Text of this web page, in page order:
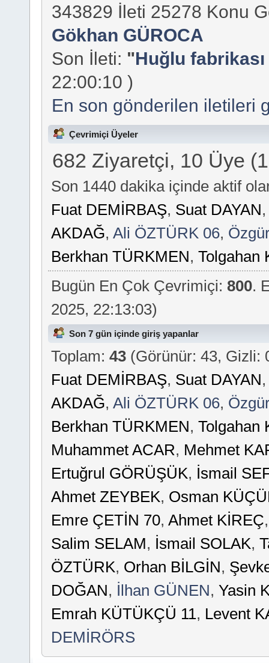
343829 İleti 25278 Konu
Gökhan GÜROCA
Son İleti: "Huğlu
22:00:10 )
En son gönderilen iletileri
Çevrimiçi Üyeler
682 Ziyaretçi, 10 Üye
Son 1440 dakika içinde aktif
Fuat DEMİRBAŞ, Suat DAYAN
AKDAĞ,Ali ÖZTÜRK 06,
Berkhan TÜRKMEN,Tolgahan
Bugün En Çok Çevrimiçi:800.
2025, 22:13:03)
Son 7 gün içinde giriş yapanlar
Toplam:43 (Görünür: 43, Gizli:
Fuat DEMİRBAŞ, Suat DAYAN
AKDAĞ,Ali ÖZTÜRK 06,
Berkhan TÜRKMEN,Tolgahan
Muhammet ACAR, Mehmet
Ertuğrul GÖRÜŞÜK, İsmail
Ahmet ZEYBEK, Osman
Emre ÇETİN 70,Ahmet KİREÇ
Salim SELAM, İsmail SOLAK,
ÖZTÜRK, Orhan BİLGİN,
DOĞAN, İlhan GÜNEN,Yasin
Emrah KÜTÜKÇÜ 11, Levent
DEMİRÖRS